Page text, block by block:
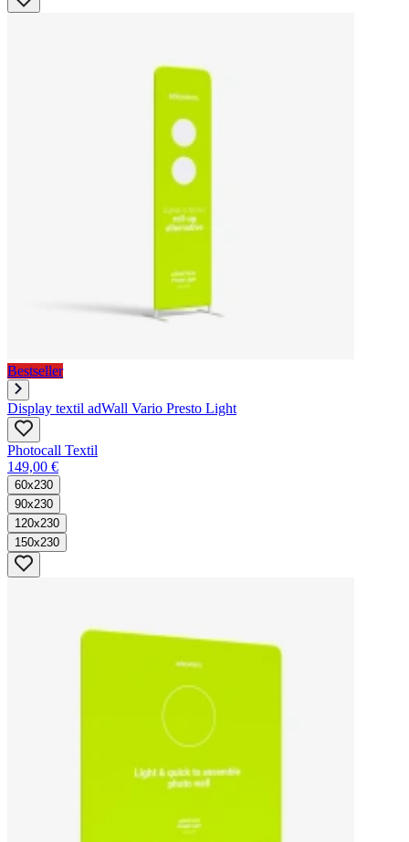
Bestseller
Display textil adWall Vario Presto Light
Photocall Textil
149,00 €
60x230
90x230
120x230
150x230